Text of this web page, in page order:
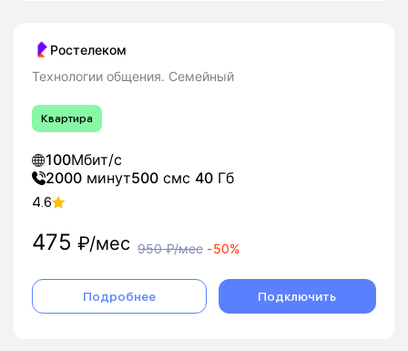
Ростелеком
Технологии общения. Семейный
Квартира
100Мбит/с
2000 минут500 смс 40 Гб
4.6
475 ₽/мес 950₽/мес -50%
Подробнее Подключить